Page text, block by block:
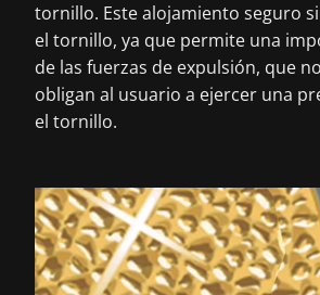
tornillo. Este alojamiento seguro
el tornillo, ya que permite una
de las fuerzas de expulsión, que
obligan al usuario a ejercer una
el tornillo.